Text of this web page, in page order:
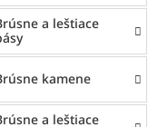
a leštiace
kamene
a leštiace